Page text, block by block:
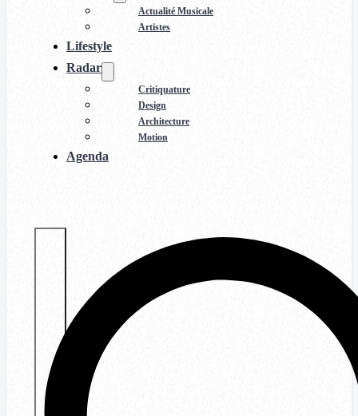
Actualité Musicale
Artistes
Lifestyle
Radar
Critiquature
Design
Architecture
Motion
Agenda